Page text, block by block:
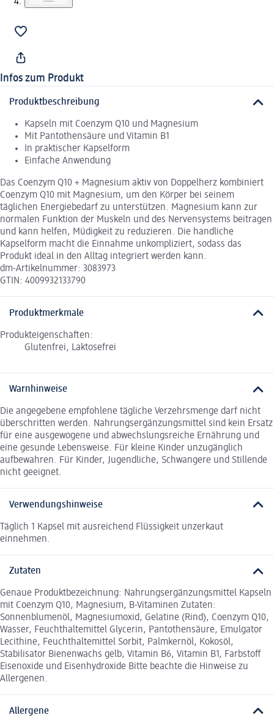
Infos zum Produkt
Produktbeschreibung
Kapseln mit Coenzym Q10 und Magnesium
Mit Pantothensäure und Vitamin B1
In praktischer Kapselform
Einfache Anwendung
Das Coenzym Q10 + Magnesium aktiv von Doppelherz kombiniert
Coenzym Q10 mit Magnesium, um den Körper bei seinem
täglichen Energiebedarf zu unterstützen. Magnesium kann zur
normalen Funktion der Muskeln und des Nervensystems beitragen
und kann helfen, Müdigkeit zu reduzieren. Die handliche
Kapselform macht die Einnahme unkompliziert, sodass das
Produkt ideal in den Alltag integriert werden kann.
dm-Artikelnummer: 3083973
GTIN: 4009932133790
Produktmerkmale
Produkteigenschaften:
Glutenfrei, Laktosefrei
Warnhinweise
Die angegebene empfohlene tägliche Verzehrsmenge darf nicht
überschritten werden. Nahrungsergänzungsmittel sind kein Ersatz
für eine ausgewogene und abwechslungsreiche Ernährung und
eine gesunde Lebensweise. Für kleine Kinder unzugänglich
aufbewahren. Für Kinder, Jugendliche, Schwangere und Stillende
nicht geeignet.
Verwendungshinweise
Täglich 1 Kapsel mit ausreichend Flüssigkeit unzerkaut
einnehmen.
Zutaten
Genaue Produktbezeichnung: Nahrungsergänzungsmittel Kapseln
mit Coenzym Q10, Magnesium, B-Vitaminen Zutaten:
Sonnenblumenöl, Magnesiumoxid, Gelatine (Rind), Coenzym Q10,
Wasser, Feuchthaltemittel Glycerin, Pantothensäure, Emulgator
Lecithine, Feuchthaltemittel Sorbit, Palmkernöl, Kokosöl,
Stabilisator Bienenwachs gelb, Vitamin B6, Vitamin B1, Farbstoff
Eisenoxide und Eisenhydroxide Bitte beachte die Hinweise zu
Allergenen.
Allergene